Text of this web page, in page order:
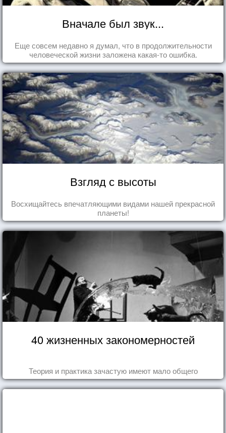
Вначале был звук...
Еще совсем недавно я думал, что в продолжительности
человеческой жизни заложена какая-то ошибка.
Взгляд с высоты
Восхищайтесь впечатляющими видами нашей прекрасной
планеты!
40 жизненных закономерностей
Теория и практика зачастую имеют мало общего